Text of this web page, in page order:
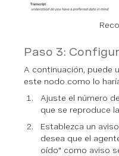
Paso 3:
A continuación, puede
este nodo como lo
Ajuste el número
que se reproduce
Establezca un
desea que el
oído" como aviso